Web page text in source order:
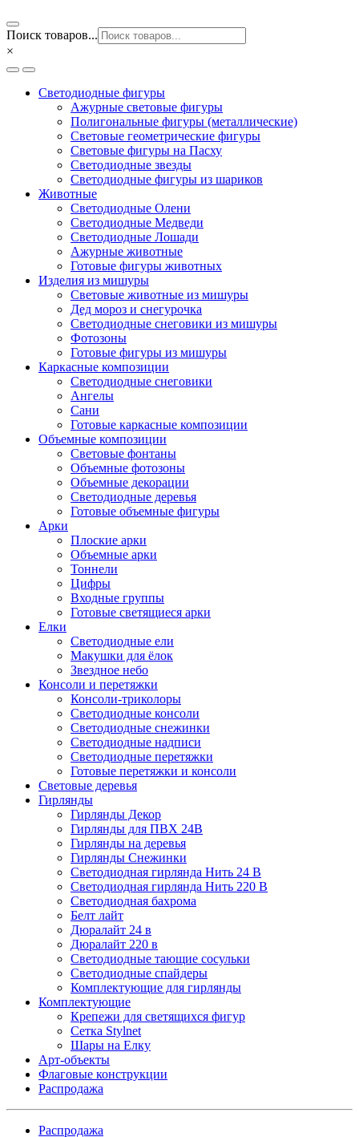
Поиск товаров...
×
Светодиодные фигуры
Ажурные световые фигуры
Полигональные фигуры (металлические)
Световые геометрические фигуры
Световые фигуры на Пасху
Светодиодные звезды
Светодиодные фигуры из шариков
Животные
Светодиодные Олени
Светодиодные Медведи
Светодиодные Лошади
Ажурные животные
Готовые фигуры животных
Изделия из мишуры
Световые животные из мишуры
Дед мороз и снегурочка
Светодиодные снеговики из мишуры
Фотозоны
Готовые фигуры из мишуры
Каркасные композиции
Светодиодные снеговики
Ангелы
Сани
Готовые каркасные композиции
Объемные композиции
Световые фонтаны
Объемные фотозоны
Объемные декорации
Светодиодные деревья
Готовые объемные фигуры
Арки
Плоские арки
Объемные арки
Тоннели
Цифры
Входные группы
Готовые светящиеся арки
Елки
Светодиодные ели
Макушки для ёлок
Звездное небо
Консоли и перетяжки
Консоли-триколоры
Светодиодные консоли
Светодиодные снежинки
Светодиодные надписи
Светодиодные перетяжки
Готовые перетяжки и консоли
Световые деревья
Гирлянды
Гирлянды Декор
Гирлянды для ПВХ 24В
Гирлянды на деревья
Гирлянды Снежинки
Светодиодная гирлянда Нить 24 В
Светодиодная гирлянда Нить 220 В
Светодиодная бахрома
Белт лайт
Дюралайт 24 в
Дюралайт 220 в
Светодиодные тающие сосульки
Светодиодные спайдеры
Комплектующие для гирлянды
Комплектующие
Крепежи для светящихся фигур
Сетка Stylnet
Шары на Елку
Арт-объекты
Флаговые конструкции
Распродажа
Распродажа